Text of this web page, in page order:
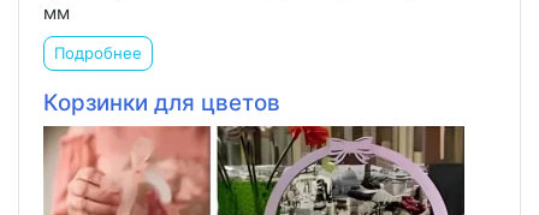
мм
Подробнее
Корзинки для цветов